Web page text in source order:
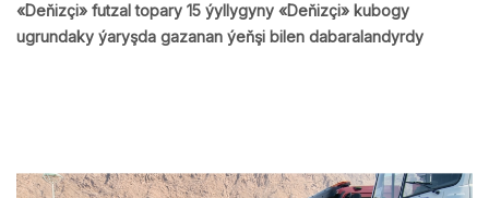
«Deňizçi» futzal topary 15 ýyllygyny «Deňizçi» kubogy
ugrundaky ýaryşda gazanan ýeňşi bilen dabaralandyrdy